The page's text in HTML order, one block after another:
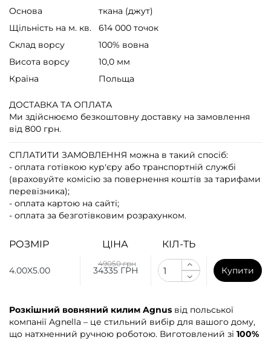
Основа
ткана (джут)
Щільність на м. кв.
614 000 точок
Склад ворсу
100% вовна
Висота ворсу
10,0 мм
Країна
Польща
ДОСТАВКА ТА ОПЛАТА
Ми здійснюємо безкоштовну доставку на замовлення
від 800 грн.
СПЛАТИТИ ЗАМОВЛЕННЯ можна в такий спосіб:
- оплата готівкою кур'єру або транспортній службі
(враховуйте комісію за повернення коштів за тарифами
перевізника);
- оплата картою на сайті;
- оплата за безготівковим розрахунком.
РОЗМІР ЦІНА КІЛ-ТЬ
4.00X5.00
49050 грн
34335 ГРН Купити
Розкішний вовняний килим Agnus від польської
компанії Agnella – це стильний вибір для вашого дому,
що натхненний ручною роботою. Виготовлений зі 100%